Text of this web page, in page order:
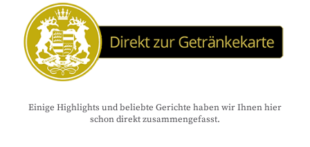
Einige Highlights und beliebte Gerichte haben wir Ihnen hier
schon direkt zusammengefasst.